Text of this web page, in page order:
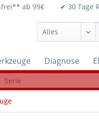
ab 99€ ✔ 30
Diagnose